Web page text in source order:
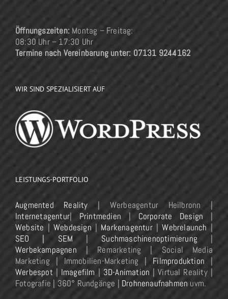
Öffnungszeiten: Montag – Freitag:
08:30 Uhr – 17:30 Uhr
Termine nach Vereinbarung unter: 07131 9244162
WIR SIND SPEZIALISIERT AUF
LEISTUNGS-PORTFOLIO
Augmented Reality | Werbeagentur Heilbronn |
Internetagentur| Printmedien | Corporate Design |
Website | Webdesign | Markenagentur|Webrelaunch |
SEO | SEM | Suchmaschinenoptimierung |
Werbekampagnen | Remarketing | Social Media
Marketing | Immobilien-Marketing | Filmproduktion |
Werbespot | Imagefilm | 3D-Animation | Virtual Reality |
Fotografie | 360° Rundgänge | Drohnenaufnahmen uvm.